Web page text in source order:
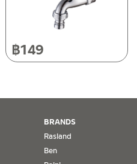
น.
รซื้อ หรือ ใบเสร็จ โดยทางบริษัทฯ
คัญ ทางบริษัทฯ ไม่สามารถให้
มีเอกสารดังกล่าว
฿149
BRANDS
Rasland
Ben